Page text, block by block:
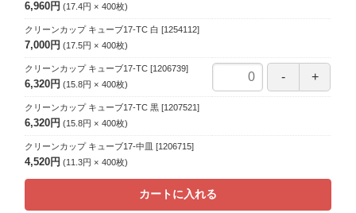
6,960円 17.4円 400枚
クリーンカップ キューブ17-TC 白 [1254112]
7,000円 17.5円 400枚
クリーンカップ キューブ17-TC [1206739]
6,320円 15.8円 400枚
クリーンカップ キューブ17-TC 黒 [1207521]
6,320円 15.8円 400枚
クリーンカップ キューブ17-中皿 [1206715]
4,520円 11.3円 400枚
カートに入れる